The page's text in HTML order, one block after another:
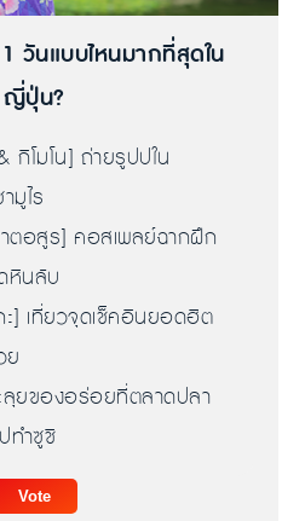
วันแบบไหนมากที่สุดใน
ญี่ปุ่น?
กิโมโน] ถ่ายรูปปใน
มูไร
ตอสูร] คอสเพลย์ฉากฝึก
หินลับ
] เที่ยวจุดเช็คอินยอดฮิต
ย
ยของอร่อยที่ตลาดปลา
ทำซูชิ